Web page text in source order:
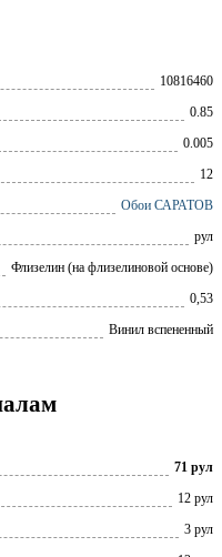
10816460
0.85
0.005
12
Обои САРАТОВ
рул
Флизелин (на флизелиновой основе)
0,53
Винил вспененный
71 рул
12 рул
3 рул